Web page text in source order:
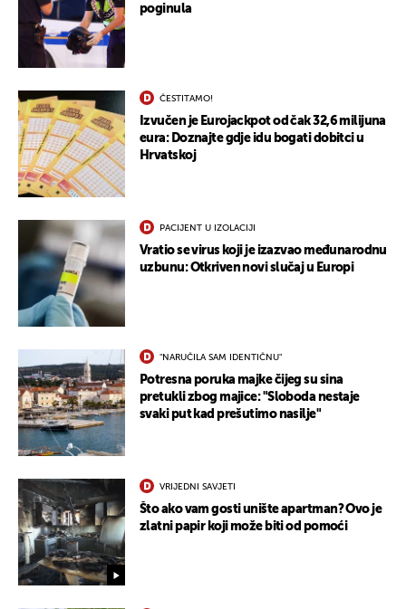
poginula
ČESTITAMO!
Izvučen je Eurojackpot od čak 32,6 milijuna
eura: Doznajte gdje idu bogati dobitci u
Hrvatskoj
PACIJENT U IZOLACIJI
Vratio se virus koji je izazvao međunarodnu
uzbunu: Otkriven novi slučaj u Europi
"NARUČILA SAM IDENTIČNU"
Potresna poruka majke čijeg su sina
pretukli zbog majice: "Sloboda nestaje
svaki put kad prešutimo nasilje"
VRIJEDNI SAVJETI
Što ako vam gosti unište apartman? Ovo je
zlatni papir koji može biti od pomoći